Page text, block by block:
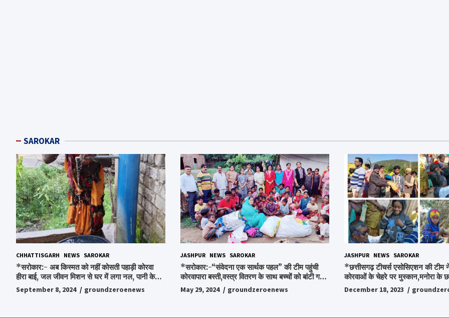
SAROKAR
CHHATTISGARH NEWS SAROKAR
*सरोकार:- अब किस्मत को नहीं कोसती पहाड़ी कोरवा
हीरा बाई, जल जीवन मिशन से घर में लगा नल, पानी के
लिए रोज होने वाली टेंशन से मिली मुक्ति…*
September 8, 2024 groundzeroenews
JASHPUR NEWS SAROKAR
*सरोकार:-“संवेदना एक सार्थक पहल” की टीम पहुंची
कोरवापारा बस्ती,वस्त्र वितरण के साथ बच्चों को बांटी गई
चॉकलेट, स्टेशनरी और बिस्किट,अपनों के बीच अपनों को
पाकर भाव विभोर हुए लोग,संवेदना समूह के संस्थापक
May 29, 2024 groundzeroenews
JASHPUR NEWS SAROKAR
*छत्तीसगढ़ टीचर्स एसोसिएशन की टीम
कोरवाओं के चेहरे पर मुस्कान,मनोरा के
किया ये अभियान, पढ़िए पूरी ख़बर…*
December 18, 2023